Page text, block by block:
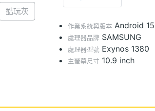
酷玩灰
作業系統與版本 Android 15
處理器品牌 SAMSUNG
處理器型號 Exynos 1380
主螢幕尺寸 10.9 inch